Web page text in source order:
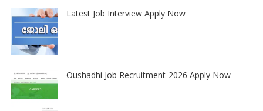
Latest Job Interview Apply Now
Oushadhi Job Recruitment-2026 Apply Now